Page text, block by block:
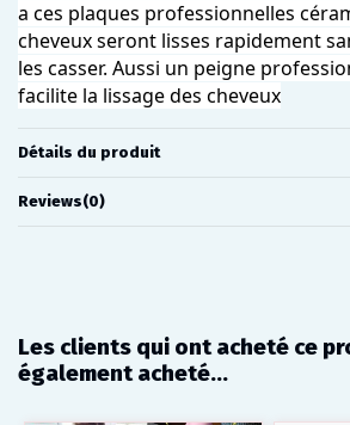
a ces plaques professionnelles
cheveux seront lisses rapidement
les casser. Aussi un peigne
facilite la lissage des cheveux
Détails du produit
Reviews(0)
Les clients qui ont acheté ce
également acheté...